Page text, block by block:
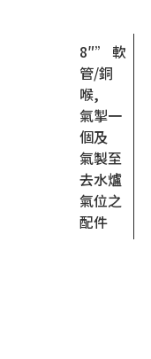
8″” 軟
管/銅
喉,
氣掣一
個及
氣製至
去水爐
氣位之
配件